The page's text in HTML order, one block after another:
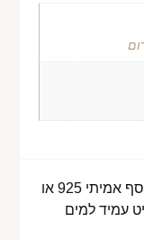
במידה ומדובר בתכשיט שכולו כסף אמיתי 925 או
עמיד למים